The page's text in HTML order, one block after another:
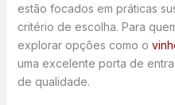
estão focados em práticas
critério de escolha. Para
explorar opções como o
uma excelente porta de
de qualidade.